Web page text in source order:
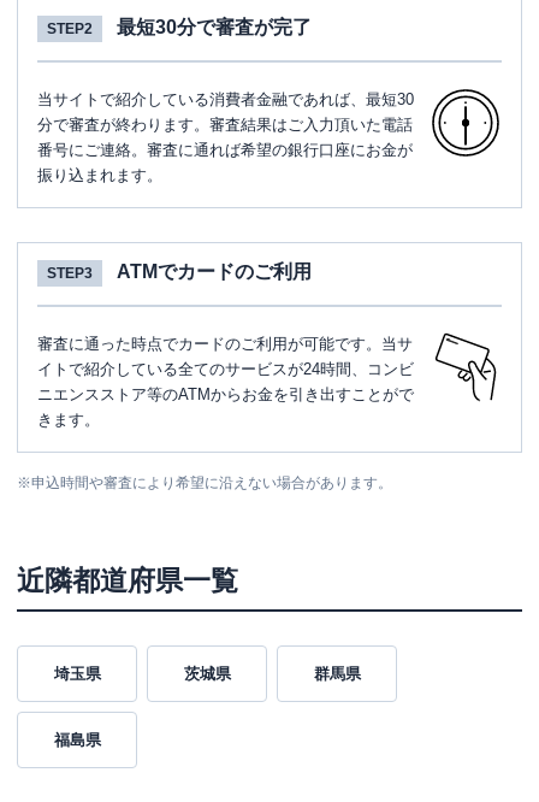
STEP2 最短30分で審査が完了
当サイトで紹介している消費者金融であれば、最短30
分で審査が終わります。審査結果はご入力頂いた電話
番号にご連絡。審査に通れば希望の銀行口座にお金が
振り込まれます。
STEP3 ATMでカードのご利用
審査に通った時点でカードのご利用が可能です。当サ
イトで紹介している全てのサービスが24時間、コンビ
ニエンスストア等のATMからお金を引き出すことがで
きます。
※申込時間や審査により希望に沿えない場合があります。
近隣都道府県一覧
埼玉県 茨城県 群馬県
福島県